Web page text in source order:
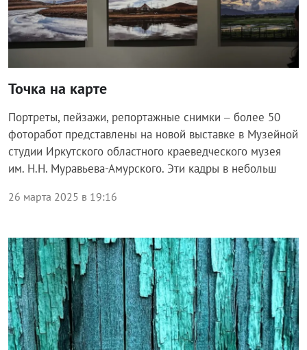
Точка на карте
Портреты, пейзажи, репортажные снимки – более 50
фоторабот представлены на новой выставке в Музейной
студии Иркутского областного краеведческого музея
им. Н.Н. Муравьева-Амурского. Эти кадры в небольш
26 марта 2025 в 19:16
Общество